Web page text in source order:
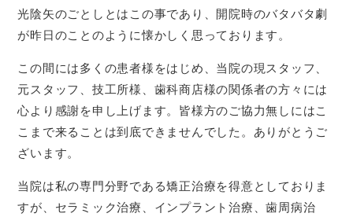
光陰矢のごとしとはこの事であり、開院時のバタバタ劇
が昨日のことのように懐かしく思っております。
この間には多くの患者様をはじめ、当院の現スタッフ、
元スタッフ、技工所様、歯科商店様の関係者の方々には
心より感謝を申し上げます。皆様方のご協力無しにはこ
こまで来ることは到底できませんでした。ありがとうご
ざいます。
当院は私の専門分野である矯正治療を得意としておりま
すが、セラミック治療、インプラント治療、歯周病治